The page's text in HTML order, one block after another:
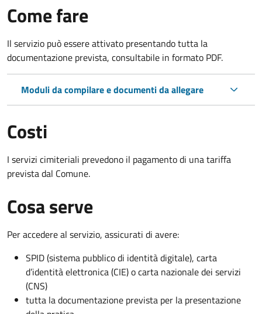
Come fare
Il servizio può essere attivato presentando tutta la
documentazione prevista, consultabile in formato PDF.
Moduli da compilare e documenti da allegare
Costi
I servizi cimiteriali prevedono il pagamento di una tariffa
prevista dal Comune.
Cosa serve
Per accedere al servizio, assicurati di avere:
SPID (sistema pubblico di identità digitale), carta
d’identità elettronica (CIE) o carta nazionale dei servizi
(CNS)
tutta la documentazione prevista per la presentazione